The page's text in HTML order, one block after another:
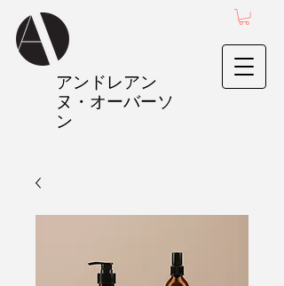
アンドレアン
ヌ・オーバーソ
ン